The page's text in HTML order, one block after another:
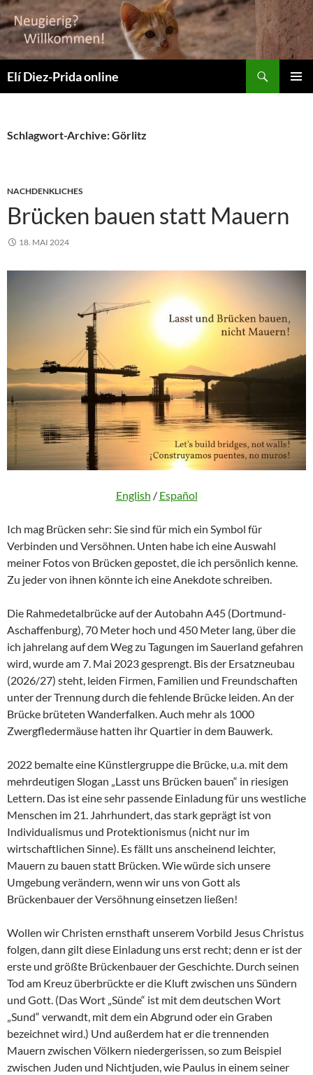
Elí Diez-Prida online
Schlagwort-Archive: Görlitz
NACHDENKLICHES
Brücken bauen statt Mauern
18. MAI 2024
English / Español
Ich mag Brücken sehr: Sie sind für mich ein Symbol für
Verbinden und Versöhnen. Unten habe ich eine Auswahl
meiner Fotos von Brücken gepostet, die ich persönlich kenne.
Zu jeder von ihnen könnte ich eine Anekdote schreiben.
Die Rahmedetalbrücke auf der Autobahn A45 (Dortmund-
Aschaffenburg), 70 Meter hoch und 450 Meter lang, über die
ich jahrelang auf dem Weg zu Tagungen im Sauerland gefahren
wird, wurde am 7. Mai 2023 gesprengt. Bis der Ersatzneubau
(2026/27) steht, leiden Firmen, Familien und Freundschaften
unter der Trennung durch die fehlende Brücke leiden. An der
Brücke brüteten Wanderfalken. Auch mehr als 1000
Zwergfledermäuse hatten ihr Quartier in dem Bauwerk.
2022 bemalte eine Künstlergruppe die Brücke, u.a. mit dem
mehrdeutigen Slogan „Lasst uns Brücken bauen“ in riesigen
Lettern. Das ist eine sehr passende Einladung für uns westliche
Menschen im 21. Jahrhundert, das stark geprägt ist von
Individualismus und Protektionismus (nicht nur im
wirtschaftlichen Sinne). Es fällt uns anscheinend leichter,
Mauern zu bauen statt Brücken. Wie würde sich unsere
Umgebung verändern, wenn wir uns von Gott als
Brückenbauer der Versöhnung einsetzen ließen!
Wollen wir Christen ernsthaft unserem Vorbild Jesus Christus
folgen, dann gilt diese Einladung uns erst recht; denn er ist der
erste und größte Brückenbauer der Geschichte. Durch seinen
Tod am Kreuz überbrückte er die Kluft zwischen uns Sündern
und Gott. (Das Wort „Sünde“ ist mit dem deutschen Wort
„Sund“ verwandt, mit dem ein Abgrund oder ein Graben
bezeichnet wird.) Und außerdem hat er die trennenden
Mauern zwischen Völkern niedergerissen, so zum Beispiel
zwischen Juden und Nichtjuden, wie Paulus in einem seiner